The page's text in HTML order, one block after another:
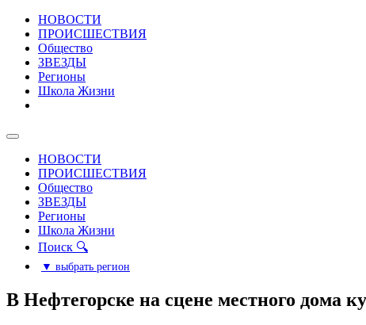
НОВОСТИ
ПРОИСШЕСТВИЯ
Общество
ЗВЕЗДЫ
Регионы
Школа Жизни
НОВОСТИ
ПРОИСШЕСТВИЯ
Общество
ЗВЕЗДЫ
Регионы
Школа Жизни
Поиск 🔍
▼ выбрать регион
В Нефтегорске на сцене местного дома